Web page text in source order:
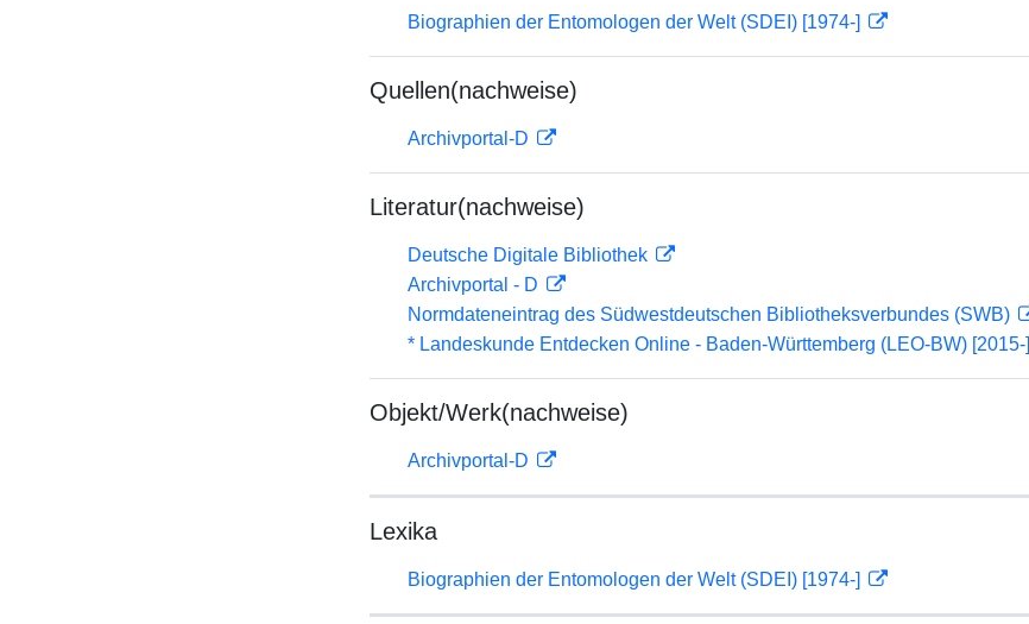
Biographien der Entomologen der Welt (SDEI) [1974-]
Quellen(nachweise)
Archivportal-D
Literatur(nachweise)
Deutsche Digitale Bibliothek
Archivportal - D
Normdateneintrag des Südwestdeutschen Bibliotheksverbundes (SWB)
* Landeskunde Entdecken Online - Baden-Württemberg (LEO-BW) [2015-]
Objekt/Werk(nachweise)
Archivportal-D
Lexika
Biographien der Entomologen der Welt (SDEI) [1974-]